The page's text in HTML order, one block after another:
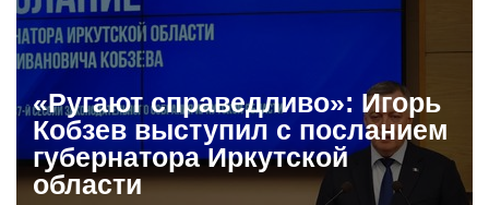
«Ругают справедливо»: Игорь
Кобзев выступил с посланием
губернатора Иркутской
области